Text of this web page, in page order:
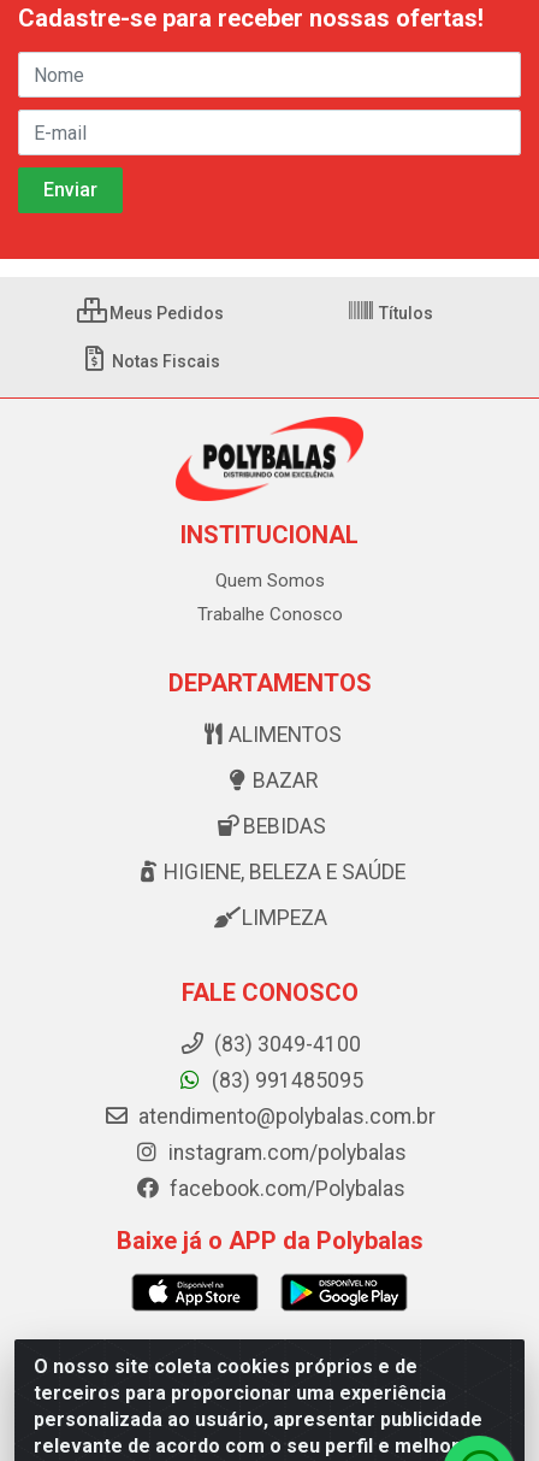
O nosso site coleta cookies próprios e de
terceiros para proporcionar uma experiência
personalizada ao usuário, apresentar publicidade
relevante de acordo com o seu perfil e melhorar a
Cadastre-se para receber nossas ofertas!
Meus Pedidos Títulos
Notas Fiscais
INSTITUCIONAL
Quem Somos
Trabalhe Conosco
DEPARTAMENTOS
ALIMENTOS
BAZAR
BEBIDAS
HIGIENE, BELEZA E SAÚDE
LIMPEZA
FALE CONOSCO
(83) 3049-4100
(83) 991485095
atendimento@polybalas.com.br
instagram.com/polybalas
facebook.com/Polybalas
Baixe já o APP da Polybalas
Polybalas - Rua João Miguel de Souza, 173 Galpão B -
Ernesto Geisel, João Pessoa/PB - CEP 58.075-075 - CNPJ
00.909.327/0002-61